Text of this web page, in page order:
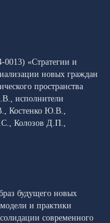
«Стратегии и
новых граждан
пространства
исполнители
Костенко Ю.В.,
Колозов Д.П.,
будущего новых
и практики
современного